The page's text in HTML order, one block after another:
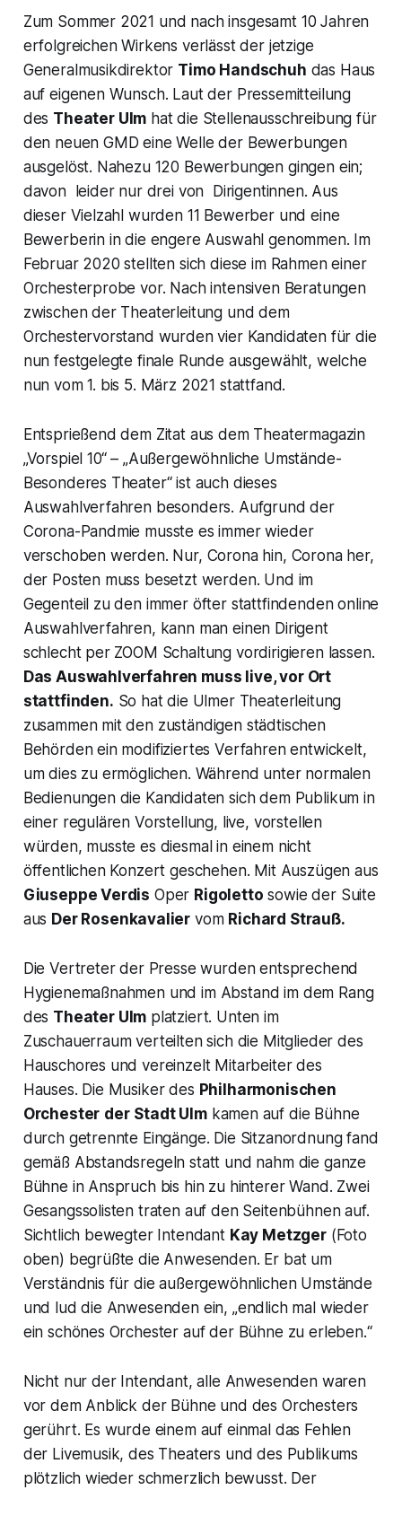
Zum Sommer 2021 und nach insgesamt 10 Jahren
erfolgreichen Wirkens verlässt der jetzige
Generalmusikdirektor Timo Handschuh das Haus
auf eigenen Wunsch. Laut der Pressemitteilung
des Theater Ulm hat die Stellenausschreibung für
den neuen GMD eine Welle der Bewerbungen
ausgelöst. Nahezu 120 Bewerbungen gingen ein;
davon leider nur drei von Dirigentinnen. Aus
dieser Vielzahl wurden 11 Bewerber und eine
Bewerberin in die engere Auswahl genommen. Im
Februar 2020 stellten sich diese im Rahmen einer
Orchesterprobe vor. Nach intensiven Beratungen
zwischen der Theaterleitung und dem
Orchestervorstand wurden vier Kandidaten für die
nun festgelegte finale Runde ausgewählt, welche
nun vom 1. bis 5. März 2021 stattfand.
Entsprießend dem Zitat aus dem Theatermagazin
„Vorspiel 10“ – „Außergewöhnliche Umstände-
Besonderes Theater“ ist auch dieses
Auswahlverfahren besonders. Aufgrund der
Corona-Pandmie musste es immer wieder
verschoben werden. Nur, Corona hin, Corona her,
der Posten muss besetzt werden. Und im
Gegenteil zu den immer öfter stattfindenden online
Auswahlverfahren, kann man einen Dirigent
schlecht per ZOOM Schaltung vordirigieren lassen.
Das Auswahlverfahren muss live, vor Ort
stattfinden. So hat die Ulmer Theaterleitung
zusammen mit den zuständigen städtischen
Behörden ein modifiziertes Verfahren entwickelt,
um dies zu ermöglichen. Während unter normalen
Bedienungen die Kandidaten sich dem Publikum in
einer regulären Vorstellung, live, vorstellen
würden, musste es diesmal in einem nicht
öffentlichen Konzert geschehen. Mit Auszügen aus
Giuseppe Verdis Oper Rigoletto sowie der Suite
aus Der Rosenkavalier vom Richard Strauß.
Die Vertreter der Presse wurden entsprechend
Hygienemaßnahmen und im Abstand im dem Rang
des Theater Ulm platziert. Unten im
Zuschauerraum verteilten sich die Mitglieder des
Hauschores und vereinzelt Mitarbeiter des
Hauses. Die Musiker des Philharmonischen
Orchester der Stadt Ulmkamen auf die Bühne
durch getrennte Eingänge. Die Sitzanordnung fand
gemäß Abstandsregeln statt und nahm die ganze
Bühne in Anspruch bis hin zu hinterer Wand. Zwei
Gesangssolisten traten auf den Seitenbühnen auf.
Sichtlich bewegter Intendant Kay Metzger(Foto
oben) begrüßte die Anwesenden. Er bat um
Verständnis für die außergewöhnlichen Umstände
und lud die Anwesenden ein, „endlich mal wieder
ein schönes Orchester auf der Bühne zu erleben.“
Nicht nur der Intendant, alle Anwesenden waren
vor dem Anblick der Bühne und des Orchesters
gerührt. Es wurde einem auf einmal das Fehlen
der Livemusik, des Theaters und des Publikums
plötzlich wieder schmerzlich bewusst. Der